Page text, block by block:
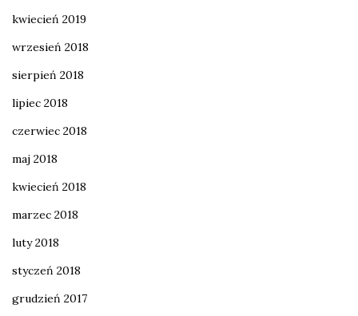
kwiecień 2019
wrzesień 2018
sierpień 2018
lipiec 2018
czerwiec 2018
maj 2018
kwiecień 2018
marzec 2018
luty 2018
styczeń 2018
grudzień 2017